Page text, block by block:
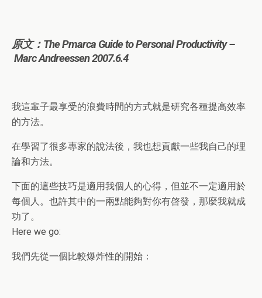
原文： The Pmarca Guide to Personal Productivity –
Marc Andreessen 2007.6.4
我這輩子最享受的浪費時間的方式就是研究各種提高效率
的方法。
在學習了很多專家的說法後，我也想貢獻一些我自己的理
論和方法。
下面的這些技巧是適用我個人的心得，但並不一定適用於
每個人。也許其中的一兩點能夠對你有啓發，那麼我就成
功了。
Here we go:
我們先從一個比較爆炸性的開始：